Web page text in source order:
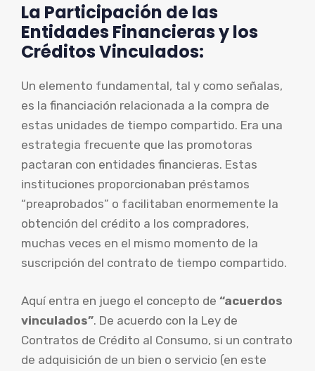
La Participación de las
Entidades Financieras y los
Créditos Vinculados:
Un elemento fundamental, tal y como señalas,
es la financiación relacionada a la compra de
estas unidades de tiempo compartido. Era una
estrategia frecuente que las promotoras
pactaran con entidades financieras. Estas
instituciones proporcionaban préstamos
“preaprobados” o facilitaban enormemente la
obtención del crédito a los compradores,
muchas veces en el mismo momento de la
suscripción del contrato de tiempo compartido.
Aquí entra en juego el concepto de “acuerdos
vinculados”. De acuerdo con la Ley de
Contratos de Crédito al Consumo, si un contrato
de adquisición de un bien o servicio (en este